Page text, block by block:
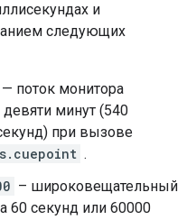
и
следующих
— поток монитора
минут (540
при вызове
.
– широковещательный
60 секунд или 60000